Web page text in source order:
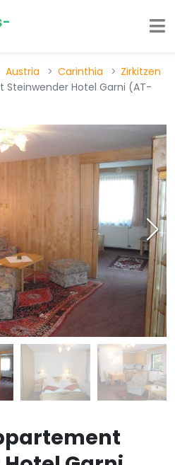
Austria Carinthia
Zirkitzen
Steinwender Hotel Garni (AT-